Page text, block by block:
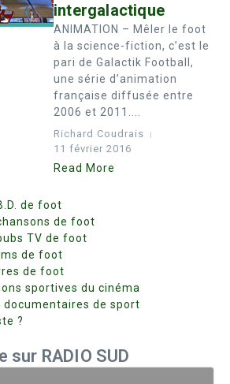
intergalactique
ANIMATION – Mêler le foot
à la science-fiction, c’est le
pari de Galactik Football,
une série d’animation
française diffusée entre
2006 et 2011....
Richard Coudrais
11 février 2016
Read More
de foot
de foot
TV de foot
de foot
de foot
sportives du cinéma
de sport
?
RADIO SUD